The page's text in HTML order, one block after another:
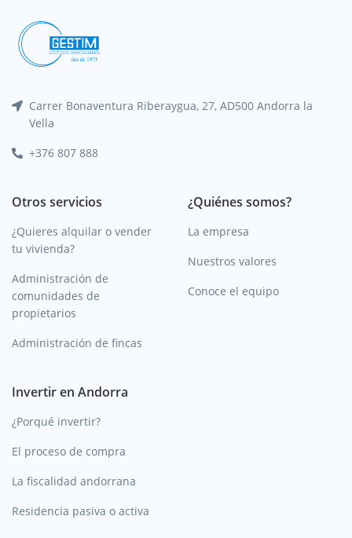
Carrer Bonaventura Riberaygua, 27, AD500 Andorra la
Vella
+376 807 888
Otros servicios
¿Quieres alquilar o vender
tu vivienda?
Administración de
comunidades de
propietarios
Administración de fincas
¿Quiénes somos?
La empresa
Nuestros valores
Conoce el equipo
Invertir en Andorra
¿Porqué invertir?
El proceso de compra
La fiscalidad andorrana
Residencia pasiva o activa